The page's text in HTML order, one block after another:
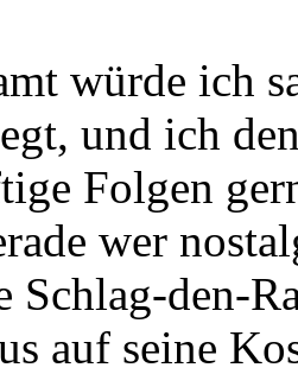
würde ich
und ich
Folgen
wer
Schlag-den-
auf seine